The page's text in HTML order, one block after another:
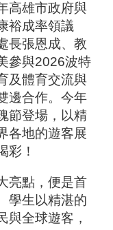
高雄市政府與
裕成率領議
長張恩成、教
參與2026波特
及體育交流與
邊合作。今年
節登場，以精
各地的遊客展
彩！
亮點，便是首
學生以精湛的
與全球遊客，